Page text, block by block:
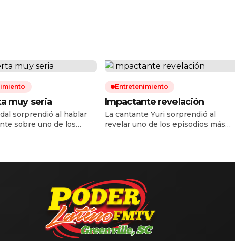
muy seria
sorprendió al hablar
sobre uno de los
después de nueve
par de años estuvo a
la vida tras sufrir
que relacionó […]
Entretenimiento
Impactante revelación
La cantante Yuri sorprendió al
revelar uno de los episodios más
hace cuatro años fue diagnosticada
enfermedad que decidió mantener
en secreto mientras atravesaba su
tratamiento y recuperación. La
artista explicó que el tumor […]